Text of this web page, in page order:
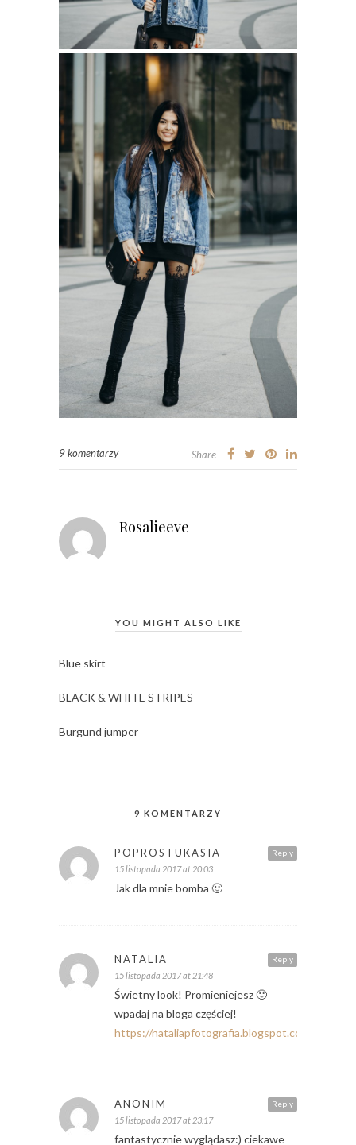
9 komentarzy Share
Rosalieeve
YOU MIGHT ALSO LIKE
Blue skirt
BLACK & WHITE STRIPES
Burgund jumper
9 KOMENTARZY
Reply
POPROSTUKASIA
15 listopada 2017 at 20:03
Jak dla mnie bomba 🙂
Reply
NATALIA
15 listopada 2017 at 21:48
Świetny look! Promieniejesz 🙂
wpadaj na bloga częściej!
https://nataliapfotografia.blogspot.com
Reply
ANONIM
15 listopada 2017 at 23:17
fantastycznie wyglądasz:) ciekawe